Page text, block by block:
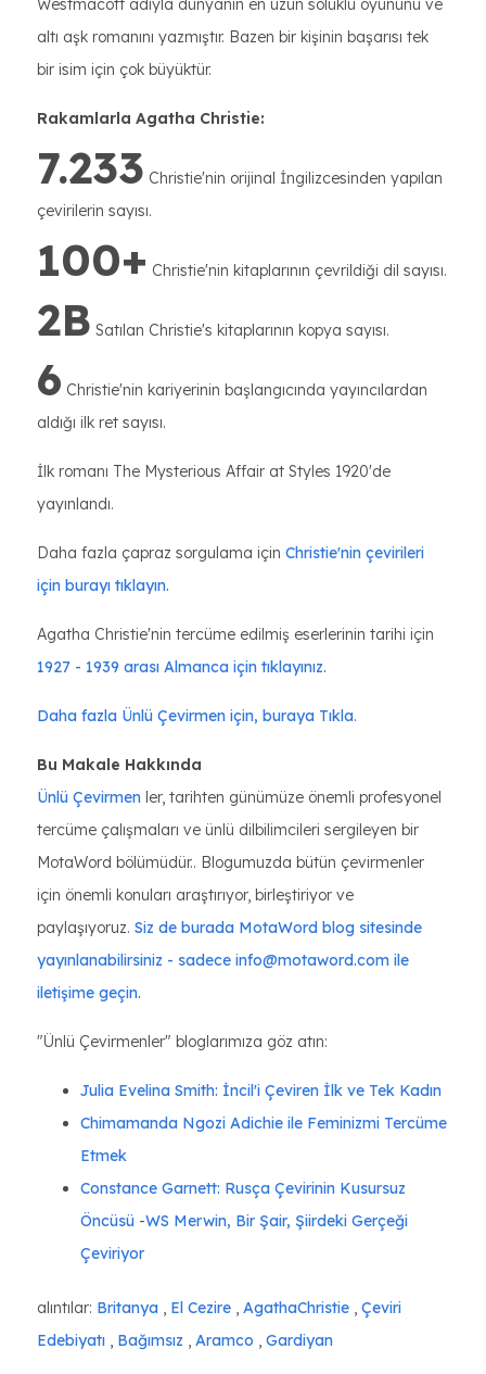
Westmacott adıyla dünyanın en uzun soluklu oyununu ve
altı aşk romanını yazmıştır. Bazen bir kişinin başarısı tek
bir isim için çok büyüktür.
Rakamlarla Agatha Christie:
7.233 Christie'nin orijinal İngilizcesinden yapılan
çevirilerin sayısı.
100+ Christie'nin kitaplarının çevrildiği dil sayısı.
2B Satılan Christie's kitaplarının kopya sayısı.
6 Christie'nin kariyerinin başlangıcında yayıncılardan
aldığı ilk ret sayısı.
İlk romanı The Mysterious Affair at Styles 1920'de
yayınlandı.
Daha fazla çapraz sorgulama için Christie'nin çevirileri
için burayı tıklayın.
Agatha Christie'nin tercüme edilmiş eserlerinin tarihi için
1927 - 1939 arası Almanca için tıklayınız.
Daha fazla Ünlü Çevirmen için, buraya Tıkla.
Bu Makale Hakkında
Ünlü Çevirmen ler, tarihten günümüze önemli profesyonel
tercüme çalışmaları ve ünlü dilbilimcileri sergileyen bir
MotaWord bölümüdür.. Blogumuzda bütün çevirmenler
için önemli konuları araştırıyor, birleştiriyor ve
paylaşıyoruz. Siz de burada MotaWord blog sitesinde
yayınlanabilirsiniz - sadece info@motaword.com ile
iletişime geçin.
"Ünlü Çevirmenler" bloglarımıza göz atın:
Julia Evelina Smith: İncil'i Çeviren İlk ve Tek Kadın
Chimamanda Ngozi Adichie ile Feminizmi Tercüme
Etmek
Constance Garnett: Rusça Çevirinin Kusursuz
Öncüsü -WS Merwin, Bir Şair, Şiirdeki Gerçeği
Çeviriyor
alıntılar: Britanya , El Cezire , AgathaChristie , Çeviri
Edebiyatı , Bağımsız , Aramco , Gardiyan